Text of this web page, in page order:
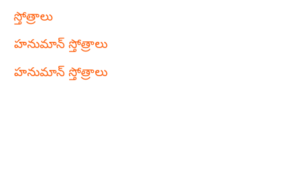
స్తోత్రాలు
హనుమాన్ స్తోత్రాలు
హనుమాన్ స్తోత్రాలు